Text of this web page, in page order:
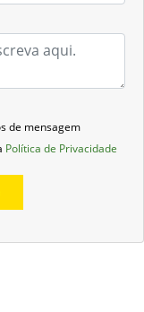
de mensagem
Política de Privacidade